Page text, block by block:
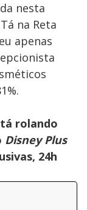
nesta
na Reta
apenas
rolando
Disney Plus
24h